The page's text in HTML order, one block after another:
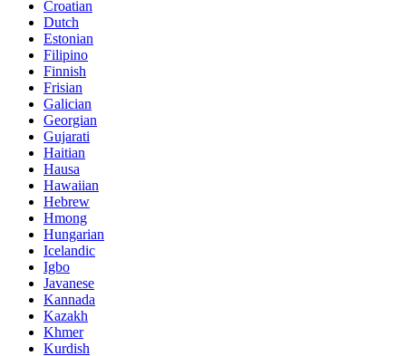
Croatian
Dutch
Estonian
Filipino
Finnish
Frisian
Galician
Georgian
Gujarati
Haitian
Hausa
Hawaiian
Hebrew
Hmong
Hungarian
Icelandic
Igbo
Javanese
Kannada
Kazakh
Khmer
Kurdish